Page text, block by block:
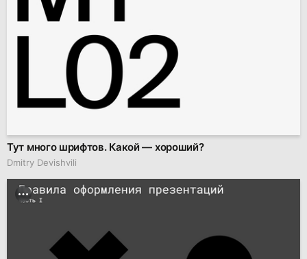
Тут много шрифтов. Какой — хороший?
Dmitry Devishvili